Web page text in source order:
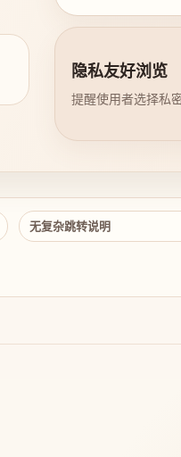
隐私友好浏览
提醒使用者选择私
无复杂跳转说明